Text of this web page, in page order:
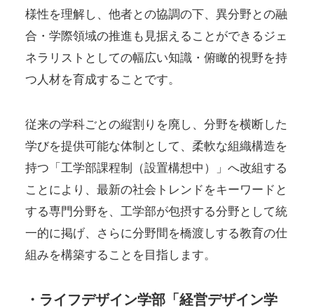
様性を理解し、他者との協調の下、異分野との融
合・学際領域の推進も見据えることができるジェ
ネラリストとしての幅広い知識・俯瞰的視野を持
つ人材を育成することです。
従来の学科ごとの縦割りを廃し、分野を横断した
学びを提供可能な体制として、柔軟な組織構造を
持つ「工学部課程制（設置構想中）」へ改組する
ことにより、最新の社会トレンドをキーワードと
する専門分野を、工学部が包摂する分野として統
一的に掲げ、さらに分野間を橋渡しする教育の仕
組みを構築することを目指します。
・ライフデザイン学部「経営デザイン学